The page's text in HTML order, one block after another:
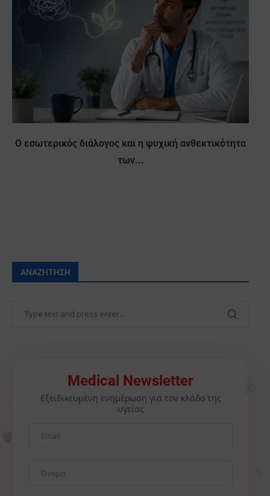
Ο εσωτερικός διάλογος και η ψυχική ανθεκτικότητα
των...
ΑΝΑΖΉΤΗΣΗ
Medical Newsletter
Εξειδικευμένη ενημέρωση για τον κλάδο της
υγείας